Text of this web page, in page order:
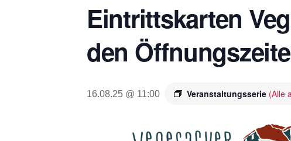
Eintrittskarten
den
16.08.25 @ 11:00 Veranstaltungsserie (Alle